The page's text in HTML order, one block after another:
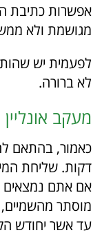
אפשרות כתיבת
מגושמת ולא
לפעמית יש
לא ברורה.
מעקב
דקות. שליחת
אם אתם
מוסתר
עד אשר יחודש